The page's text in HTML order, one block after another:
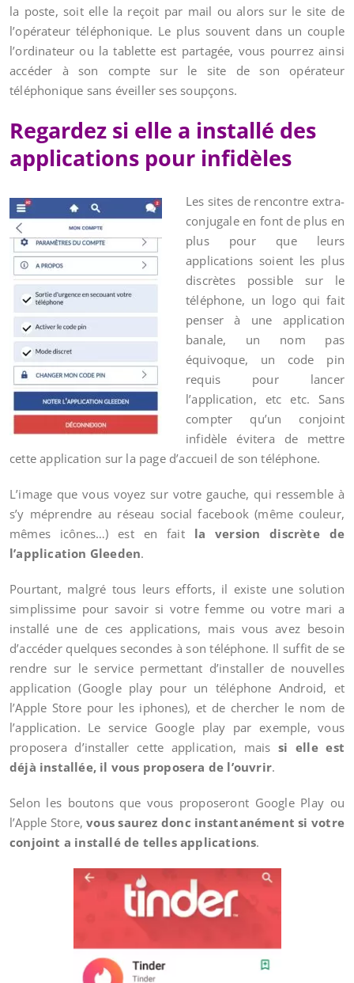
la poste, soit elle la reçoit par mail ou alors sur le site de
l’opérateur téléphonique. Le plus souvent dans un couple
l’ordinateur ou la tablette est partagée, vous pourrez ainsi
accéder à son compte sur le site de son opérateur
téléphonique sans éveiller ses soupçons.
Regardez si elle a installé des
applications pour infidèles
Les sites de rencontre extra-
conjugale en font de plus en
plus pour que leurs
applications soient les plus
discrètes possible sur le
téléphone, un logo qui fait
penser à une application
banale, un nom pas
équivoque, un code pin
requis pour lancer
l’application, etc etc. Sans
compter qu’un conjoint
infidèle évitera de mettre
cette application sur la page d’accueil de son téléphone.
L’image que vous voyez sur votre gauche, qui ressemble à
s’y méprendre au réseau social facebook (même couleur,
mêmes icônes…) est en fait la version discrète de
l’application Gleeden.
Pourtant, malgré tous leurs efforts, il existe une solution
simplissime pour savoir si votre femme ou votre mari a
installé une de ces applications, mais vous avez besoin
d’accéder quelques secondes à son téléphone. Il suffit de se
rendre sur le service permettant d’installer de nouvelles
application (Google play pour un téléphone Android, et
l’Apple Store pour les iphones), et de chercher le nom de
l’application. Le service Google play par exemple, vous
proposera d’installer cette application, maissi elle est
déjà installée, il vous proposera de l’ouvrir.
Selon les boutons que vous proposeront Google Play ou
l’Apple Store,vous saurez donc instantanément si votre
conjoint a installé de telles applications.